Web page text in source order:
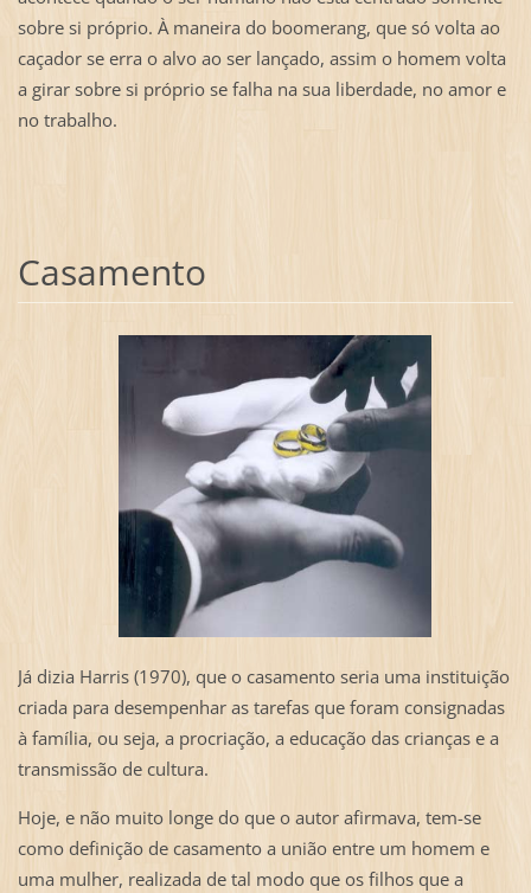
sobre si próprio. À maneira do boomerang, que só volta ao
caçador se erra o alvo ao ser lançado, assim o homem volta
a girar sobre si próprio se falha na sua liberdade, no amor e
no trabalho.
Casamento
Já dizia Harris (1970), que o casamento seria uma instituição
criada para desempenhar as tarefas que foram consignadas
à família, ou seja, a procriação, a educação das crianças e a
transmissão de cultura.
Hoje, e não muito longe do que o autor afirmava, tem-se
como definição de casamento a união entre um homem e
uma mulher, realizada de tal modo que os filhos que a